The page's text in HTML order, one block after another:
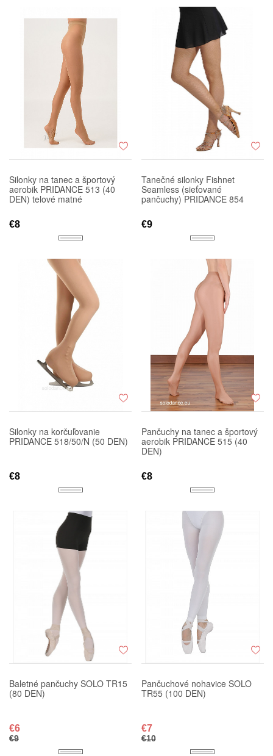
Silonky na tanec a športový
aerobik PRIDANCE 513 (40
DEN) telové matné
€8
Tanečné silonky Fishnet
Seamless (sieťované
pančuchy) PRIDANCE 854
€9
Silonky na korčuľovanie
PRIDANCE 518/50/N (50 DEN)
€8
Pančuchy na tanec a športový
aerobik PRIDANCE 515 (40
DEN)
€8
Baletné pančuchy SOLO TR15
(80 DEN)
€6
€9
Pančuchové nohavice SOLO
TR55 (100 DEN)
€7
€10